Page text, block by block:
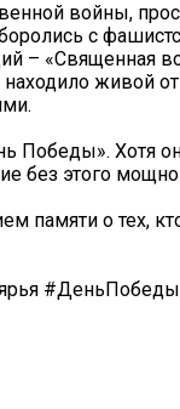
войны,
с
– «Священная
живой
Победы». Хотя
без этого
памяти о тех,